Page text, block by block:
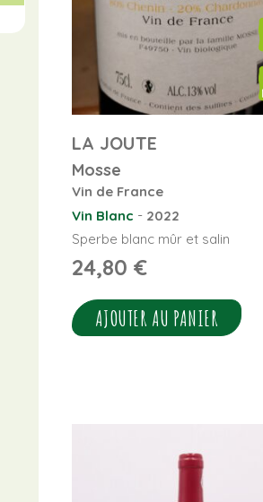
LA JOUTE
Mosse
Vin de France
Vin Blanc - 2022
Sperbe blanc mûr et salin
24,80 €
AJOUTER AU PANIER